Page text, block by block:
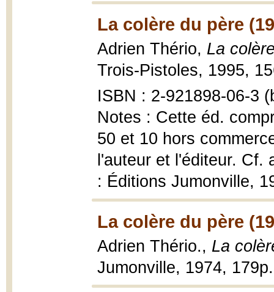
La colère du père
Adrien Thério, La
Trois-Pistoles, 1995,
ISBN : 2-921898-06-3
Notes : Cette éd.
50 et 10 hors
l'auteur et l'éditeur. Cf.
: Éditions Jumonville,
La colère du père
Adrien Thério., La
Jumonville, 1974,